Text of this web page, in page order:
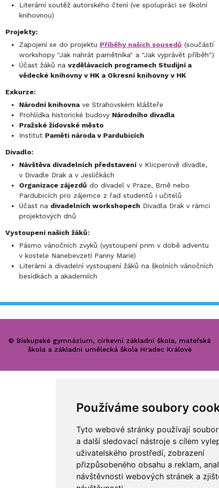
Používáme soubory
Tyto webové stránky používají
a další sledovací nástroje s cílem
uživatelského prostředí, zobrazení
přizpůsobeného obsahu a reklam,
návštěvnosti webových stránek a
Literární soutěž autorského čtení (ve spolupráci se školní
knihovnou)
Projekty:
Zapojení se do projektu Příběhy našich sousedů (součástí
workshopy "Jak nahrát pamětníka" a "Jak vyprávět příběh")
Účast žáků na vzdělávacích programech Studijní a
vědecké knihovny v HK a Okresní knihovny v HK
Exkurze:
Národní knihovnave Strahovském klášteře
Prohlídka historické budovy Národního divadla
Pražské židovské město
Institut Paměti národa v Pardubicích
Divadlo:
Návštěva divadelních představenív Klicperově divadle,
v Divadle Drak a v Jesličkách
Organizace zájezdů do divadel v Praze, Brně nebo
Pardubicích pro zájemce z řad studentů i učitelů
Účast na divadelních workshopech Divadla Drak v rámci
projektových dnů
Vystoupení našich žáků:
Pásmo vánočních zvyků (vystoupení prim v době adventu
v kostele Nanebevzetí Panny Marie)
Literární a divadelní vystoupení žáků na školních vánočních
besídkách a akademiích
© Biskupské gymnázium, církevní základní škola, mateřská
škola a základní umělecká škola Hradec Králové